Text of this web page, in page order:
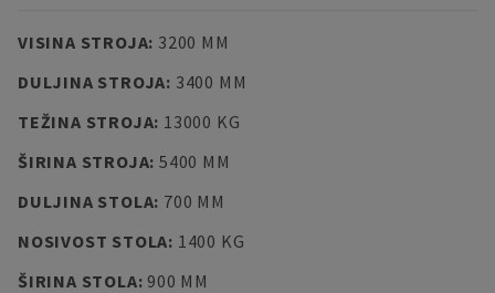
VISINA STROJA: 3200 MM
DULJINA STROJA: 3400 MM
TEŽINA STROJA: 13000 KG
ŠIRINA STROJA: 5400 MM
DULJINA STOLA: 700 MM
NOSIVOST STOLA: 1400 KG
ŠIRINA STOLA: 900 MM